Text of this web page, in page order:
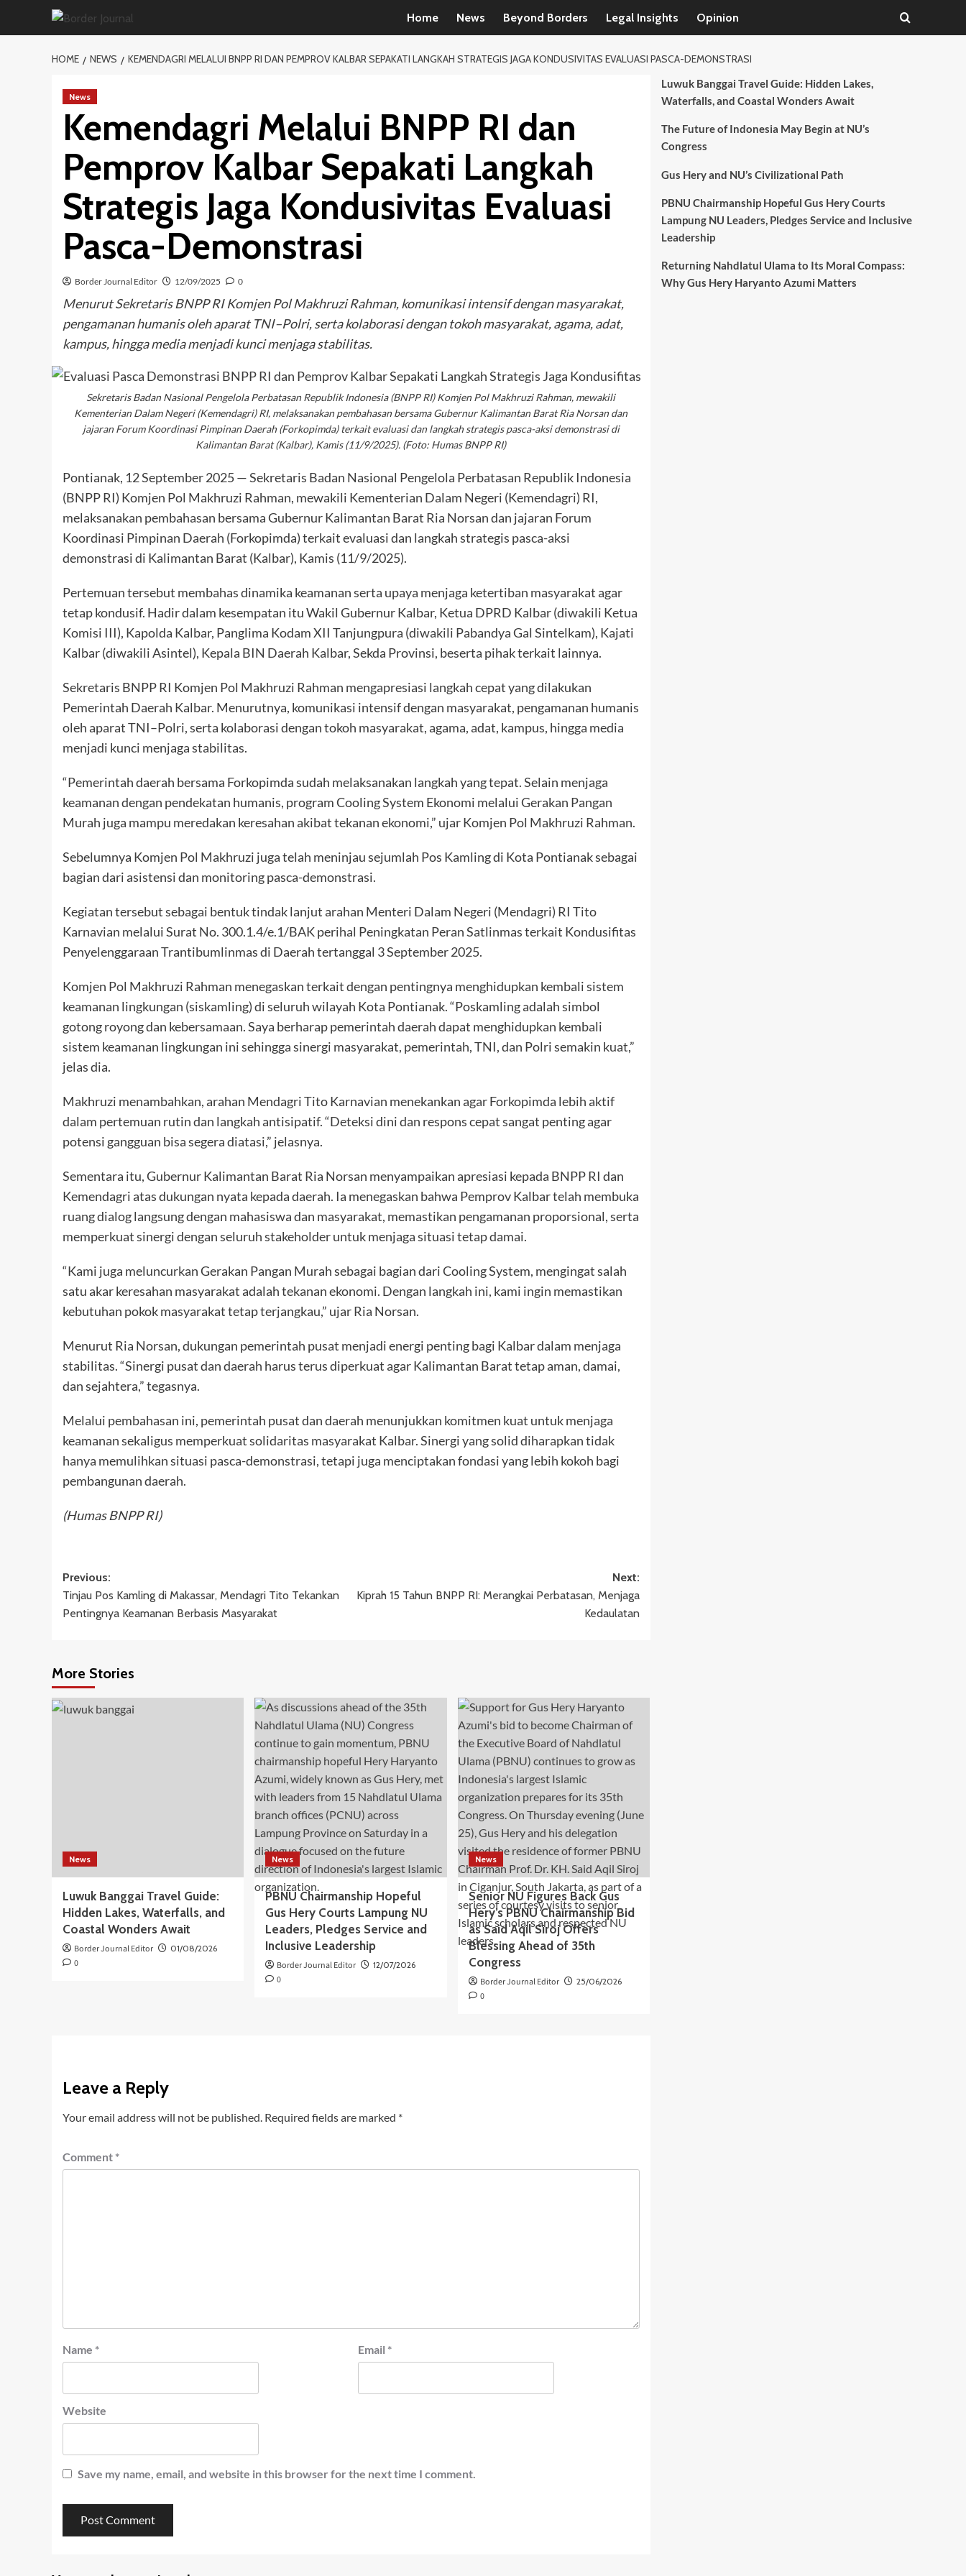
Home News Beyond Borders Legal Insights Opinion
HOME NEWS KEMENDAGRI MELALUI BNPP RI DAN PEMPROV KALBAR SEPAKATI LANGKAH STRATEGIS JAGA KONDUSIVITAS EVALUASI PASCA-DEMONSTRASI
News
Kemendagri Melalui BNPP RI dan
Pemprov Kalbar Sepakati Langkah
Strategis Jaga Kondusivitas Evaluasi
Pasca-Demonstrasi
Border Journal Editor 12/09/2025 0
Menurut Sekretaris BNPP RI Komjen Pol Makhruzi Rahman, komunikasi intensif dengan masyarakat,
pengamanan humanis oleh aparat TNI–Polri, serta kolaborasi dengan tokoh masyarakat, agama, adat,
kampus, hingga media menjadi kunci menjaga stabilitas.
Sekretaris Badan Nasional Pengelola Perbatasan Republik Indonesia (BNPP RI) Komjen Pol Makhruzi Rahman, mewakili
Kementerian Dalam Negeri (Kemendagri) RI, melaksanakan pembahasan bersama Gubernur Kalimantan Barat Ria Norsan dan
jajaran Forum Koordinasi Pimpinan Daerah (Forkopimda) terkait evaluasi dan langkah strategis pasca-aksi demonstrasi di
Kalimantan Barat (Kalbar), Kamis (11/9/2025). (Foto: Humas BNPP RI)
Pontianak, 12 September 2025 — Sekretaris Badan Nasional Pengelola Perbatasan Republik Indonesia
(BNPP RI) Komjen Pol Makhruzi Rahman, mewakili Kementerian Dalam Negeri (Kemendagri) RI,
melaksanakan pembahasan bersama Gubernur Kalimantan Barat Ria Norsan dan jajaran Forum
Koordinasi Pimpinan Daerah (Forkopimda) terkait evaluasi dan langkah strategis pasca-aksi
demonstrasi di Kalimantan Barat (Kalbar), Kamis (11/9/2025).
Pertemuan tersebut membahas dinamika keamanan serta upaya menjaga ketertiban masyarakat agar
tetap kondusif. Hadir dalam kesempatan itu Wakil Gubernur Kalbar, Ketua DPRD Kalbar (diwakili Ketua
Komisi III), Kapolda Kalbar, Panglima Kodam XII Tanjungpura (diwakili Pabandya Gal Sintelkam), Kajati
Kalbar (diwakili Asintel), Kepala BIN Daerah Kalbar, Sekda Provinsi, beserta pihak terkait lainnya.
Sekretaris BNPP RI Komjen Pol Makhruzi Rahman mengapresiasi langkah cepat yang dilakukan
Pemerintah Daerah Kalbar. Menurutnya, komunikasi intensif dengan masyarakat, pengamanan humanis
oleh aparat TNI–Polri, serta kolaborasi dengan tokoh masyarakat, agama, adat, kampus, hingga media
menjadi kunci menjaga stabilitas.
“Pemerintah daerah bersama Forkopimda sudah melaksanakan langkah yang tepat. Selain menjaga
keamanan dengan pendekatan humanis, program Cooling System Ekonomi melalui Gerakan Pangan
Murah juga mampu meredakan keresahan akibat tekanan ekonomi,” ujar Komjen Pol Makhruzi Rahman.
Sebelumnya Komjen Pol Makhruzi juga telah meninjau sejumlah Pos Kamling di Kota Pontianak sebagai
bagian dari asistensi dan monitoring pasca-demonstrasi.
Kegiatan tersebut sebagai bentuk tindak lanjut arahan Menteri Dalam Negeri (Mendagri) RI Tito
Karnavian melalui Surat No. 300.1.4/e.1/BAK perihal Peningkatan Peran Satlinmas terkait Kondusifitas
Penyelenggaraan Trantibumlinmas di Daerah tertanggal 3 September 2025.
Komjen Pol Makhruzi Rahman menegaskan terkait dengan pentingnya menghidupkan kembali sistem
keamanan lingkungan (siskamling) di seluruh wilayah Kota Pontianak. “Poskamling adalah simbol
gotong royong dan kebersamaan. Saya berharap pemerintah daerah dapat menghidupkan kembali
sistem keamanan lingkungan ini sehingga sinergi masyarakat, pemerintah, TNI, dan Polri semakin kuat,”
jelas dia.
Makhruzi menambahkan, arahan Mendagri Tito Karnavian menekankan agar Forkopimda lebih aktif
dalam pertemuan rutin dan langkah antisipatif. “Deteksi dini dan respons cepat sangat penting agar
potensi gangguan bisa segera diatasi,” jelasnya.
Sementara itu, Gubernur Kalimantan Barat Ria Norsan menyampaikan apresiasi kepada BNPP RI dan
Kemendagri atas dukungan nyata kepada daerah. Ia menegaskan bahwa Pemprov Kalbar telah membuka
ruang dialog langsung dengan mahasiswa dan masyarakat, memastikan pengamanan proporsional, serta
memperkuat sinergi dengan seluruh stakeholder untuk menjaga situasi tetap damai.
“Kami juga meluncurkan Gerakan Pangan Murah sebagai bagian dari Cooling System, mengingat salah
satu akar keresahan masyarakat adalah tekanan ekonomi. Dengan langkah ini, kami ingin memastikan
kebutuhan pokok masyarakat tetap terjangkau,” ujar Ria Norsan.
Menurut Ria Norsan, dukungan pemerintah pusat menjadi energi penting bagi Kalbar dalam menjaga
stabilitas. “Sinergi pusat dan daerah harus terus diperkuat agar Kalimantan Barat tetap aman, damai,
dan sejahtera,” tegasnya.
Melalui pembahasan ini, pemerintah pusat dan daerah menunjukkan komitmen kuat untuk menjaga
keamanan sekaligus memperkuat solidaritas masyarakat Kalbar. Sinergi yang solid diharapkan tidak
hanya memulihkan situasi pasca-demonstrasi, tetapi juga menciptakan fondasi yang lebih kokoh bagi
pembangunan daerah.
(Humas BNPP RI)
Post
navigation
Previous:
Tinjau Pos Kamling di Makassar, Mendagri Tito Tekankan
Pentingnya Keamanan Berbasis Masyarakat
Next:
Kiprah 15 Tahun BNPP RI: Merangkai Perbatasan, Menjaga
Kedaulatan
More Stories
News
Luwuk Banggai Travel Guide:
Hidden Lakes, Waterfalls, and
Coastal Wonders Await
Border Journal Editor 01/08/2026
0
News
PBNU Chairmanship Hopeful
Gus Hery Courts Lampung NU
Leaders, Pledges Service and
Inclusive Leadership
Border Journal Editor 12/07/2026
0
News
Senior NU Figures Back Gus
Hery’s PBNU Chairmanship Bid
as Said Aqil Siroj Offers
Blessing Ahead of 35th
Congress
Border Journal Editor 25/06/2026
0
Leave a Reply
Your email address will not be published. Required fields are marked *
Comment *
Name * Email *
Website
Save my name, email, and website in this browser for the next time I comment.
Luwuk Banggai Travel Guide: Hidden Lakes,
Waterfalls, and Coastal Wonders Await
The Future of Indonesia May Begin at NU’s
Congress
Gus Hery and NU’s Civilizational Path
PBNU Chairmanship Hopeful Gus Hery Courts
Lampung NU Leaders, Pledges Service and Inclusive
Leadership
Returning Nahdlatul Ulama to Its Moral Compass:
Why Gus Hery Haryanto Azumi Matters